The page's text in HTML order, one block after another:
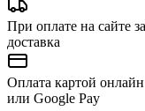
При оплате на сайте
доставка
Оплата картой
или Google Pay